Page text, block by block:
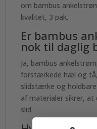
om bambus
kvalitet, 3 pak.
Er bambus
nok til daglig
Ja, bambus
forstærkede hæl og
slidstærke og
af materialer sikrer,
slid.